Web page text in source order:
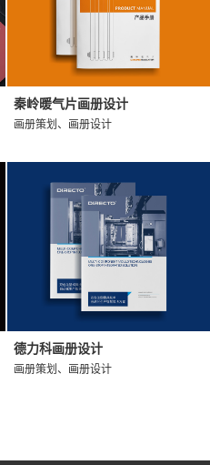
秦岭暖气片画册设计
画册策划、画册设计
德力科画册设计
画册策划、画册设计